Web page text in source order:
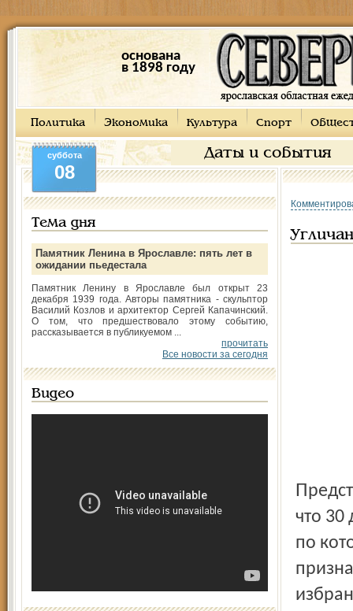
основана
в 1898 году
Политика Экономика Культура Спорт
Даты и события
суббота
08
Тема дня
Памятник Ленина в Ярославле: пять лет в
ожидании пьедестала
Памятник Ленину в Ярославле был открыт 23
декабря 1939 года. Авторы памятника - скульптор
Василий Козлов и архитектор Сергей Капачинский.
О том, что предшествовало этому событию,
рассказывается в публикуемом ...
прочитать
Все новости за сегодня
Видео
Предстоящие выборы в Угличе - досрочные. Дело в том,
что 30
по